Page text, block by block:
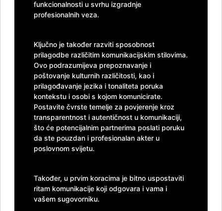
funkcionalnosti u svrhu izgradnje
profesionalnih veza.
Ključno je također razviti sposobnost
prilagodbe različitim komunikacijskim stilovima.
Ovo podrazumijeva prepoznavanje i
poštovanje kulturnih različitosti, kao i
prilagođavanje jezika i tonaliteta poruka
kontekstu i osobi s kojom komunicirate.
Postavite čvrste temelje za povjerenje kroz
transparentnost i autentičnost u komunikaciji,
što će potencijalnim partnerima poslati poruku
da ste pouzdan i profesionalan akter u
poslovnom svijetu.
Također, u prvim koracima je bitno uspostaviti
ritam komunikacije koji odgovara i vama i
vašem sugovorniku.